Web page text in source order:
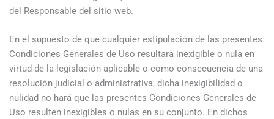
del Responsable del sitio web.
En el supuesto de que cualquier estipulación de las presentes
Condiciones Generales de Uso resultara inexigible o nula en
virtud de la legislación aplicable o como consecuencia de una
resolución judicial o administrativa, dicha inexigibilidad o
nulidad no hará que las presentes Condiciones Generales de
Uso resulten inexigibles o nulas en su conjunto. En dichos